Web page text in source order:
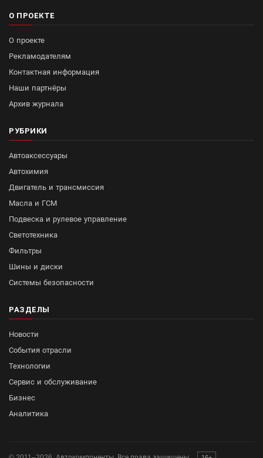
О ПРОЕКТЕ
О проекте
Рекламодателям
Контактная информация
Наши партнёры
Архив журнала
РУБРИКИ
Автоаксессуары
Автохимия
Двигатель и трансмиссия
Масла и ГСМ
Подвеска и рулевое управление
Светотехника
Фильтры
Шины и диски
Системы безопасности
РАЗДЕЛЫ
Новости
События отрасли
Технологии
Сервис и обслуживание
Бизнес
Аналитика